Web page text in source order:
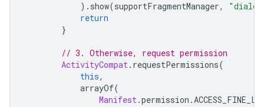
). show(supportFragmentManager,
return
}
// 3. Otherwise, request permission
ActivityCompat . requestPermissions(
this,
arrayOf(
Manifest .permission .